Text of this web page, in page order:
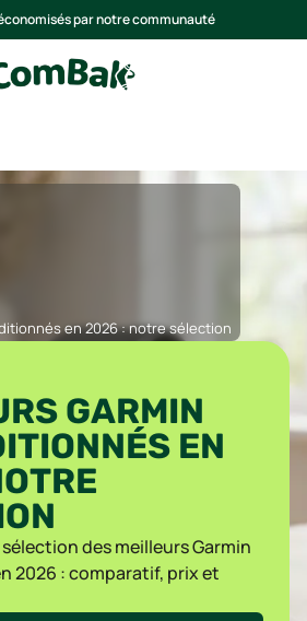
par notre communauté
en 2026 : notre sélection
GARMIN
EN
des meilleurs Garmin
2026 : comparatif, prix et